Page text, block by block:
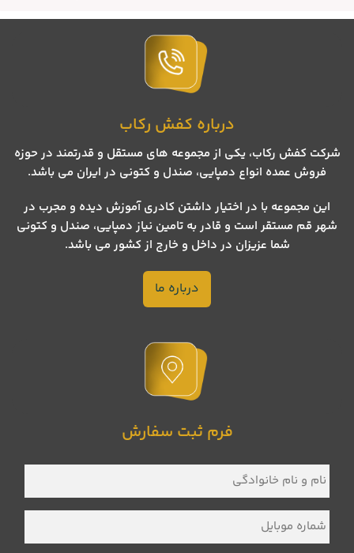
درباره کفش رکاب
شرکت کفش رکاب، یکی از مجموعه های مستقل و قدرتمند در حوزه
فروش عمده انواع دمپایی، صندل و کتونی در ایران می باشد.
این مجموعه با در اختیار داشتن کادری آموزش دیده و مجرب در
شهر قم مستقر است و قادر به تامین نیاز دمپایی، صندل و کتونی
شما عزیزان در داخل و خارج از کشور می باشد.
درباره ما
فرم ثبت سفارش
نام
و
نام
خانوادگی
*
شماره
موبایل *